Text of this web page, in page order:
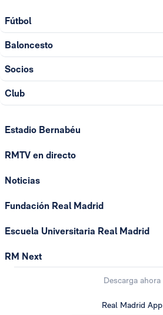
Fútbol
Baloncesto
Socios
Club
Estadio Bernabéu
RMTV en directo
Noticias
Fundación Real Madrid
Escuela Universitaria Real Madrid
RM Next
Descarga ahora
Real Madrid App